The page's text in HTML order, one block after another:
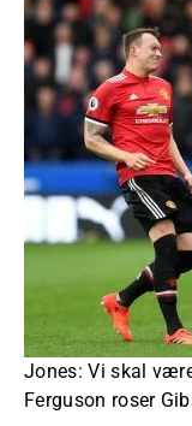
Jones: Vi skal
Ferguson roser